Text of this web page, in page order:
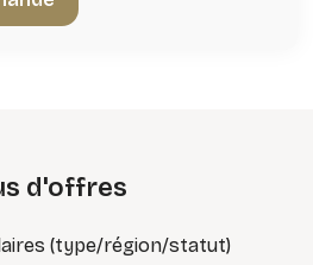
d'offres
(type/région/statut)